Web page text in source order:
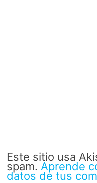
Este sitio usa
spam. Aprende
datos de tus